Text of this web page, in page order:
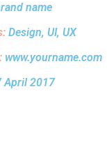
name
Design, UI, UX
www.yourname.com
April 2017